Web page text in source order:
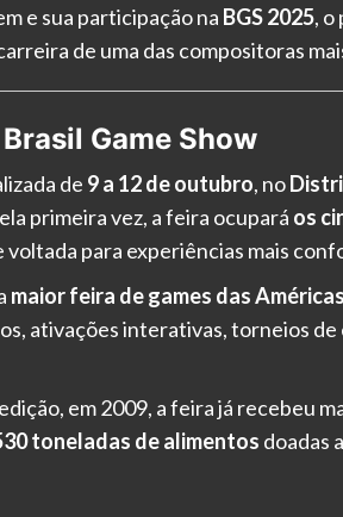
e sua participação na BGS 2025, o
de uma das compositoras
Game Show
de 9 a 12 de outubro, no
primeira vez, a feira ocupará os
voltada para experiências mais
maior feira de games das Américas
ativações interativas, torneios
em 2009, a feira já recebeu
toneladas de alimentos doadas